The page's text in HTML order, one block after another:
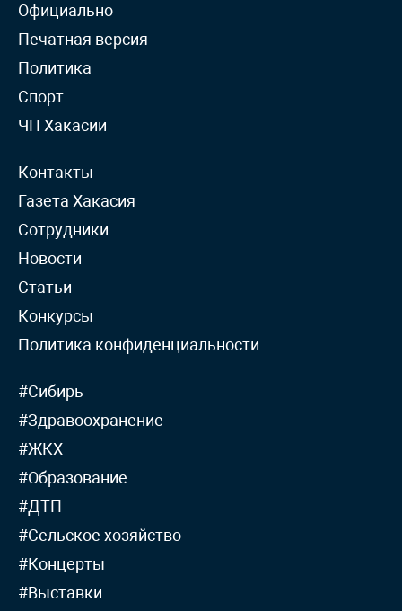
Официально
Печатная версия
Политика
Спорт
ЧП Хакасии
Контакты
Газета Хакасия
Сотрудники
Новости
Статьи
Конкурсы
Политика конфиденциальности
#Сибирь
#Здравоохранение
#ЖКХ
#Образование
#ДТП
#Сельское хозяйство
#Концерты
#Выставки